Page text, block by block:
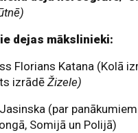
dejas mākslinieki:
Florians Katana (Kolā
izrādē Žizele)
(par
Somijā un Polijā)